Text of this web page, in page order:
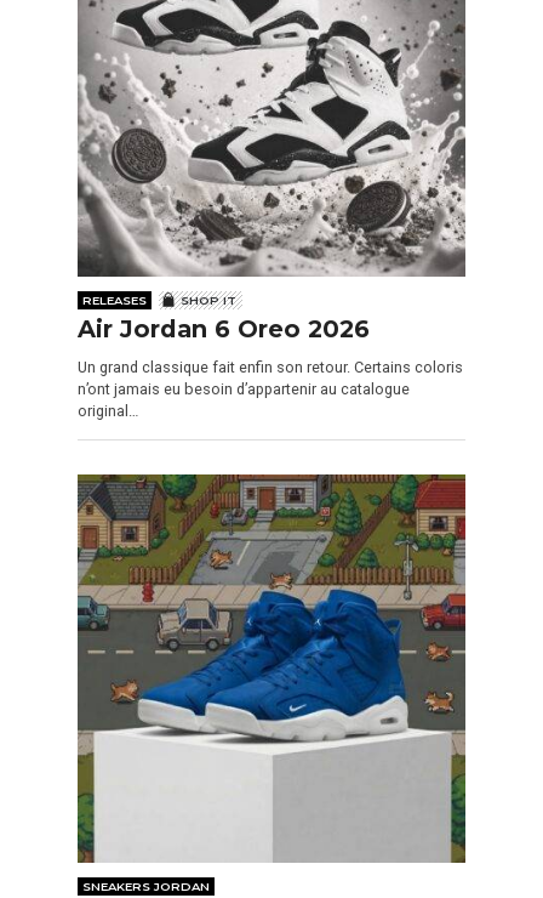
RELEASES SHOP IT
Air Jordan 6 Oreo 2026
Un grand classique fait enfin son retour. Certains coloris
n’ont jamais eu besoin d’appartenir au catalogue
original…
SNEAKERS JORDAN